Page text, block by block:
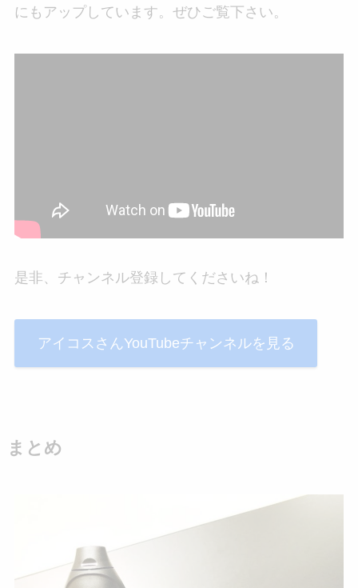
にもアップしています。ぜひご覧下さい。
是非、チャンネル登録してくださいね！
アイコスさんYouTubeチャンネルを見る
まとめ